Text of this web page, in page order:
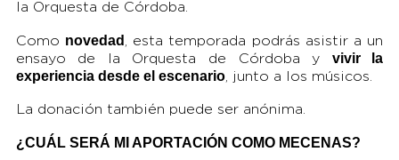
la Orquesta de Córdoba.
Como novedad , esta temporada podrás asistir a un
ensayo de la Orquesta de Córdoba y vivir la
experiencia desde el escenario, junto a los músicos.
La donación también puede ser anónima.
¿CUÁL SERÁ MI APORTACIÓN COMO MECENAS?